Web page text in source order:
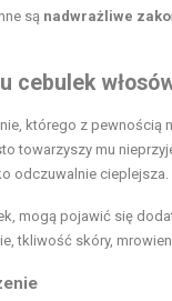
są nadwrażliwe
cebulek
którego z pewnością
towarzyszy mu
odczuwalnie cieplejsza.
mogą pojawić się
tkliwość skóry,